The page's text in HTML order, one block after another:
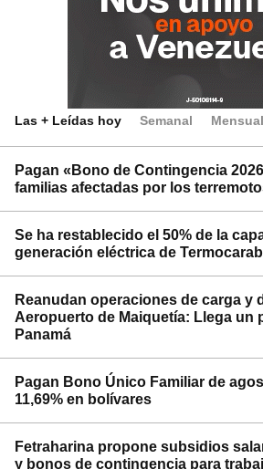
Las + Leídas hoy Semanal Mensual
Pagan «Bono de Contingencia
familias afectadas por los
Se ha restablecido el 50% de la
generación eléctrica de
Reanudan operaciones de carga y
Aeropuerto de Maiquetía: Llega un
Panamá
Pagan Bono Único Familiar de
11,69% en bolívares
Fetraharina propone subsidios
y bonos de contingencia para